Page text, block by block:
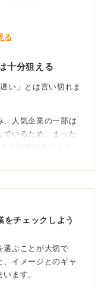
る
十分狙える
い」とは言い切れま
、人気企業の一部は
いるため、まった
可能性はあります。
絞り込みをおこな
て動くことが大切
をチェックしよう
選ぶことが大切で
イメージとのギャ
ます。